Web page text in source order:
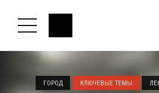
ГОРОД КЛЮЧЕВЫЕ ТЕМЫ